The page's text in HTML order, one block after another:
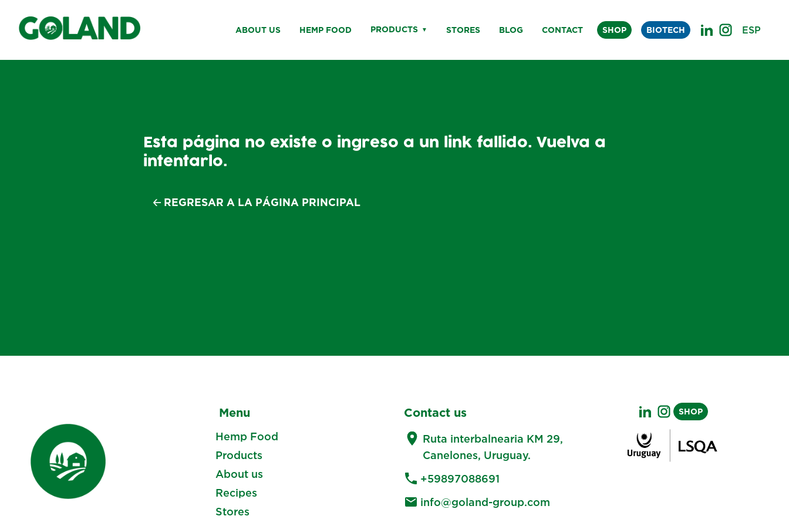
ABOUT US HEMP FOOD PRODUCTS STORES BLOG CONTACT SHOP BIOTECH ESP
GO TO PAGE 🡢
Esta página no existe o ingreso a un link fallido. Vuelva a
intentarlo.
🡠 REGRESAR A LA PÁGINA PRINCIPAL
Menu
Hemp Food
Products
About us
Recipes
Stores
Contact us
Ruta interbalnearia KM 29,
Canelones, Uruguay.
+59897088691
info@goland-group.com
SHOP